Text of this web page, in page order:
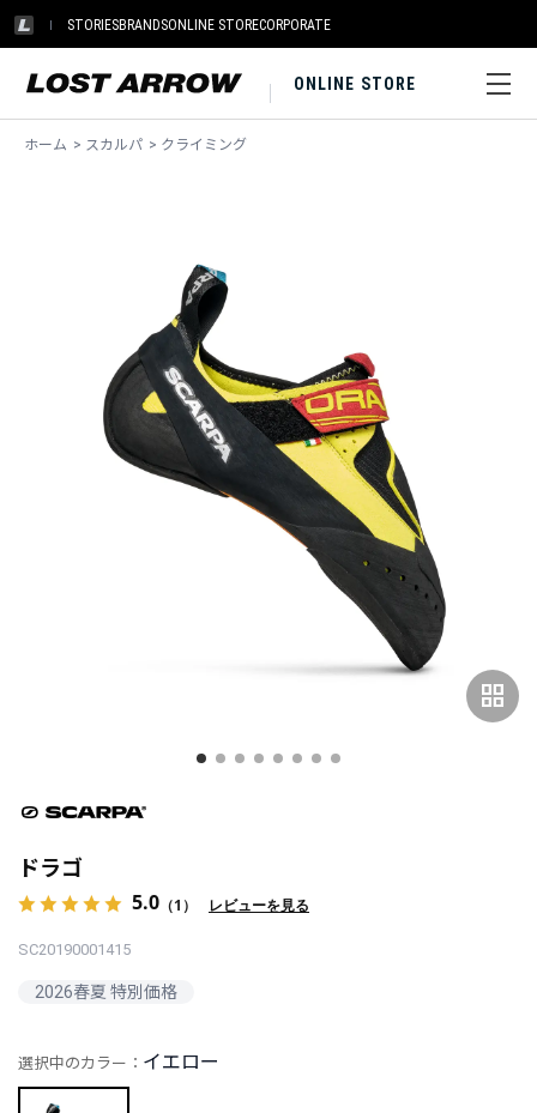
STORIESBRANDSONLINE STORECORPORATE
ONLINE STORE
ホーム > スカルパ > クライミング
grid_view
ドラゴ
5.0 （1） レビューを見る
SC20190001415
2026春夏 特別価格
選択中のカラー： イエロー